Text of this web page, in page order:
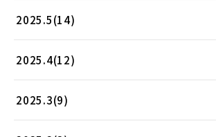
2025.5(14)
2025.4(12)
2025.3(9)